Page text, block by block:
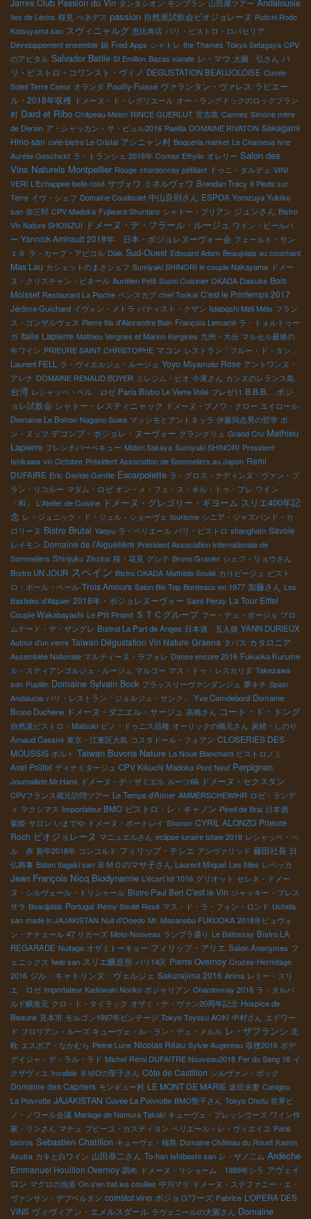
Jarres タンタシオン モンブラン 山田屋ツアー
îles de Lérins 桜見 ぺネデス passion 自然派試飲会ビオジョレーヌ Puitchi Rodo
Katsuyama san スヴィニャルグ 恵比寿店 パリ・ビストロ・ロバセリア
Développement ensemble 鍋 Fred Apps シャトレ the Thames Tokyo Setagaya CPV
のアビタル Salvador Batlle St Emilion Bazas viande レ・マウ 大園 弘さん パ
リ・ビストロ・コワンスト・ヴィノ DEGUSTATION BEAUJOLOISE Cuvée
Soleil Terre Coeur オランダ Pouilly-Fuissé ヴァランタン・ヴァレス ラピエー
ル・2018年収穫 ドメーヌ・ド・レグリエール オー・ラングドックのロックブラン
村 Dard et Ribo Châpeau Melon RINCE GUERLUT 宮古島 Cannes Simone mère
de Derain ア・シャッカン・サ・ビュル2016 Paellia DOMAINE RIVATON Sakagami
Hino-san café-bistro Le Cristal アシニャン村 Boqueria market Le Chameua Ivre
Aurélie Geschickt ラ・トランシェ 2016年 Comax Ethylix オレリー Salon des
Vins Naturels Montpellier Rouge chardonnay pétillant ドゥニ・タルデュ VINI
VERI L'Echappee belle rosé サヴォワ ミネルヴォワ Brendan Tracy 6 Pieds sur
Terre イヴ・シェフ Domaine Coudoulet 中山良則さん ESPOA Yorozuya Yukiko
san 弥三郎 CPV Madoka Fujiwara Shuntaro シャトー・ブリアン ジュンさん Bistro
Vin Nature SHONZUI ドメーヌ・デ・フラール・ルージュ ワイン・ビールバ
ー Yannick Amirault 2018年 日本・ボジョレヌーヴォー会 フェールド・サン
１６ ラ・カーブ・アピコル Diak Sud-Ouest Edouard Adam Beaujolais au couchant
Mas Lau カシェットのまさシェフ Sumiyaki SHINORI le couple Nakayama ドメー
ヌ・クリスチャン・ビネール Aurélien Petit Sushi Cuisinier OKADA Daisuke Bois
Moisset Restaurant La Pioche ベンスカブ chef Torikai C'est le Printemps 2017
Jérôme Guichard イヴォン・メトラ バティスト・クザン Iidabqshi Méli Mélo フラン
ス・ゴンザルヴェス Pierre fils d'Alexandre Bain François Lemarié ラ・トォルトゥー
ガ Italie Lapierre Mathieu Vergnes et Marion Kergines 九州・大分 マルセル最後の
年ワイン PRIEURE SAINT CHRISTOPHE マコン レストラン「フルー・ド・タン」
Laurent FELL ラ・ヴィエルジュ・ルージュ Yoyo Miyamoto Rose アントワンヌ・
アレナ DOMAINE RENAUD BOYER ミレジム・ビオ 今尾さん カンヌのレランス島
台湾 レシャッペ・ベル ロゼ Paris Bistro Le Verre Volé ブレゼ11 B.B.B. ボジ
ョレ試飲会 シャトー・レスティニャック ドメーヌ・ブノワ・クロー エイロール
Domaine Le Boiron Nagano Suwa マッシモとアントネッラ 伊藤與志男の哲学 ポ
ン・ヌッフ デコンブ・ボジョレ・ヌーヴォー グランクリュ Grand Cru Mathieu
Lapierre フレンチバーベキュー Midori Sakaya Sumiyaki SHINORI President
Ishikawa vin Octobre Président Association de Sommeliers au Japon Remi
DUFAIRE Eric Davide Gentile Escarpolette ラ・グロス・ナディンヌ・ヴァン・ブ
ラン・リコルー マダム・ロゼ オン・メ・フェ・ス・キル・トゥ・プレ ワイン
「和」
L'Atelier de Cuisine ドメーヌ・グレゴリー・ギヨーム スリエ400年記
念 レ・ジュニック・ド・ジュル・ショーヴェ tourisme シニア・ジャズバンド・カ
ロリーヌ Bistro Brutal Yaoyu ラ・ペリエール パリ・ビストロ shanghain Savoie
レイモン Domaine de l’Aiguelière Président Association Internationale de
Sommeliers Shinjuku Zinzins 桜・花見 グシテ Bruno Granier シェフ・リョウさん
Bistro UN JOUR スペイン Bistro OKADA Mathilde Soulié カリピージュ ビスト
ロ・ポール・ベール Trois Amours Salon Bio Top Bordeaux en 1977 加藤さん Les
Bastides d'Alquier 2018年・ボジョレヌーヴォー Saint-Peray La Tour Eiffel
Couple Wakabayashi Le P'tit Pinard ＳＴＣグループ フー・デュ・ボージョ プロ
ムナード・デ・ザングレ Bistrot La Part de Anges 日本酒 五人娘 YANN DURIEUX
Autour d'un verre Taiwan Dégustation Vin Nature Graena タパス カタロニア
Assemblée Nationale マルティーヌ・ラフォレ Danse encore 2016 Fukuoka Kurume
ル・スティアンゴルジュ・ルージュ マルゴー マス・ドゥ・レスカリダ Takezawa
san Pupillin Domaine Sylvain Bock ブラッスリーヴァンダンジュ 夢キチ Spain
Andalucia パリ・レストラン「ジョルジュ・サンク」 Yve Camdebord Domaine
Bruno Duchene ドメーヌ・ダニエル・サージュ 高橋さん コート・ド・トング
自然派ビストロ・Matsuki ピノ・ドゥニス品種 オーリックの橋元さん 炭焼・しのり
Arnaud Cassini 東京・江東区大島 コスタドール・フォアン CLOSERIES DES
MOUSSIS ポルト Taiwan Buvons Nature La Noue Blanchard ビストロノミ
Axel Prüfer ディナミタージュ CPV Kikuchi Madoka Pont Neuf Perpignan
Journaliste Mr.Hans ドメーヌ・デ・ザミエル ルーツ66 ドメーヌ・セクスタン
CPVフランス蔵元訪問ツアー Le Temps d'Aimer AMMERSCHEWIHR ロゼ・ランデ
ィ マクシマス Importateur BMO ビストロ・レ・キャノン Pinell de Brai 日本酒
菊姫 サロン いまでや ドメーヌ・ボートレイ Shonan CYRIL ALONZO Prieure
Roch ビオジョレーヌ マニュエルさん eclipse lunaire totale 2018 レシャッペ・ベ
ル 赤 新年2018年 コンコルド フィリップ・テシエ アンヴァリッド 藤田社長 日
仏商事 Baton Itagaki san ＢＭＯのマサ子さん Laurent Miquel Les filles レベッカ
Jean François Nicq Biodynamie L'écart lot 1016 グリオット セレネ・ドメー
ヌ・シルヴェール・トリシャール Bistro Paul Bert C'est le Vin ジャッキー・プレス
サラ Beaujplais Portugal Rémy Soulié Rosé マス・ド・ラ・フォン・ロンド Uchida
san made in JAJAKISTAN Nuit d'Ooedo Mr. Masanobu FUKUOKA 2018年ビュヴォ
ン・ナチュール 47 リカーズ Moto-Nouveau ランブラ通り Le Batossay Bistro LA
REGARADE Nuitage オザミトーキョー フィリップ・アリエ Salon Anonymes フ
ェニックス Iwai san スリエ醸造所 パリ14区 Pierre Overnoy Crozes-Hermitage
2016 ジル・キャトリンヌ・ヴェルジェ Sakurajima 2016 Arima レミー・スリ
エ ロゼ Importateur Kadowaki Noriko ボジャリアン Chardonnay 2016 ラ・タルバ
ルド醸造元 クロ・ド・タイラック オザミ・デ・ヴァン20周年記念 Hospice de
Beaune 見本市 モルゴン1997年ビンテージ Tokyo Toyosu AOKI 中村さん エドワー
ド フロリアン・ルーズ キューヴェ・ル・ラン・デュ・メルル レ・ザフランシ 北
欧 エスポア・なかむら Pleine Lune Nicolas Réau Sylvie Augereau 収穫2016 ボデ
グイジャ・デ・ラル・ラド Michel Rémi DUFAITRE Nouveau2018 Fer du Sang 16 イ
クザヴィエ Invalide ＢＭОの聖子さん Côte de Castillon シルヴァン・ボック
Domaine des Capriers モンギュー村 LE MONT DE MARIE 坂田夫妻 Canigou
La Poivrotte JAJAKISTAN Cuvée La Poivrotte BMO聖子さん Tokyo Chofu 世界ピ
ノ・ノワール会議 Mariage de Nomura Takaki キューヴェ・プレッシウーズ ワイン作
家・リンさん マチュ プピーユ・カスティヨン ペリエール・レ・ヴィエイユ Paris
bistros Sebastien Chatillon キューヴェ・桜島 Domaine Château du Rouet Kamm
Asutra カキと白ワイン 山田恭二さん To-han Ishibashi san レ・ザノ二ム Ardèche
Emmanuel Houillon Overnoy 調布 ドメーヌ・リショーム 1989年シラ アヴェイ
ロン マグロの漁港 On s'en bat les couilles 中川マリ
ドメーヌ・ステファニー・エ・
ヴァンサン・デブベルタン coinstot vino ボジョロワーズ Fabrice L'OPERA DES
VINS ヴィヴィアン・エメルスダール ラヴェニールの大園さん Domaine